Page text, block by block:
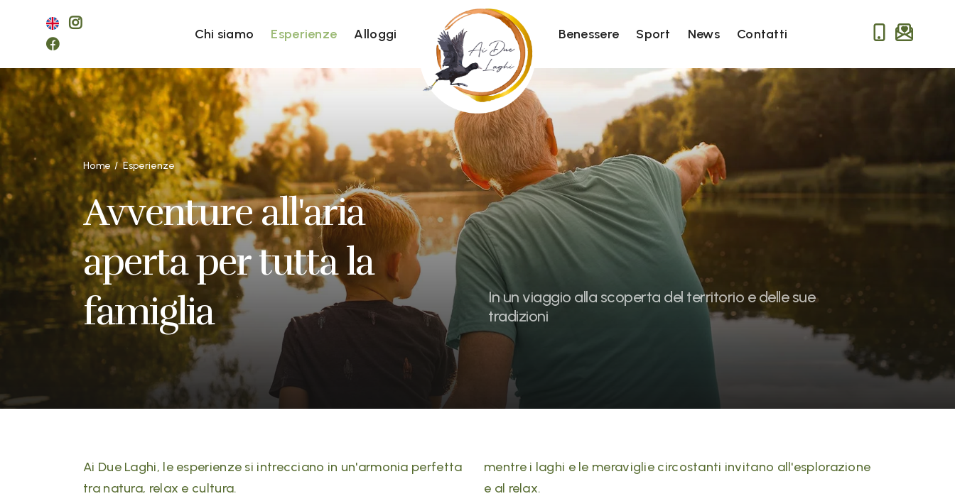
Chi siamo Esperienze Alloggi Benessere Sport News Contatti
Home Esperienze
Avventure all'aria
aperta per tutta la
famiglia
In un viaggio alla scoperta del territorio e delle sue
tradizioni
Ai Due Laghi, le esperienze si intrecciano in un'armonia perfetta
tra natura, relax e cultura.
mentre i laghi e le meraviglie circostanti invitano all'esplorazione
e al relax.